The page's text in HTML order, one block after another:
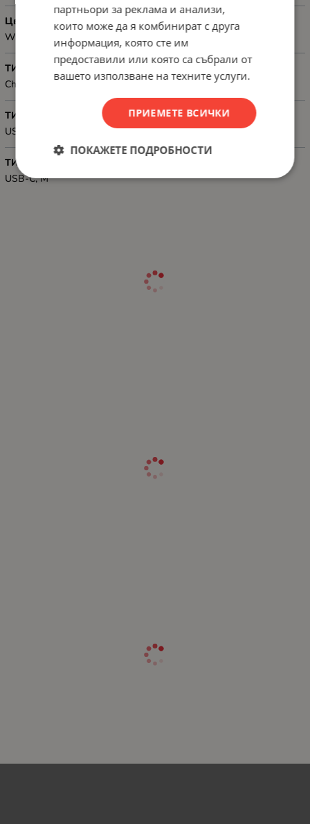
Цвят
White
ТИП
Charging&Data
ТИП КОНЕКТОР 1
USB-C, M
ТИП КОНЕКТОР 2
USB-C, M
партньори за реклама и анализи,
които може да я комбинират с друга
информация, която сте им
предоставили или която са събрали от
вашето използване на техните услуги.
ПРИЕМЕТЕ ВСИЧКИ
ПОКАЖЕТЕ ПОДРОБНОСТИ